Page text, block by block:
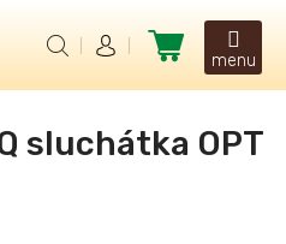
Nákupní
košík
sluchátka OPT